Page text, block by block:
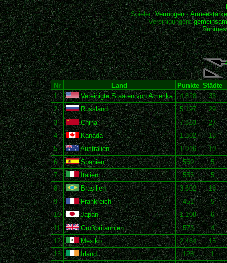
Spieler:Vermögen-Armeestärke
Vereinigungen:
Nr Land Punkte Städte
1
Vereinigte Staaten von Amerika 4.828
33
2
Russland 5.197
29
3
China 7.883 27
4
Kanada 1.302
13
5
Australien 1.016
10
6
Spanien 560
5
7
Italien 555
5
8
Brasilien 3.602
16
9
Frankreich 451
5
10
Japan 1.108
6
11
Großbritannien 573
4
12
Mexiko 2.464
15
13
Irland 128
1